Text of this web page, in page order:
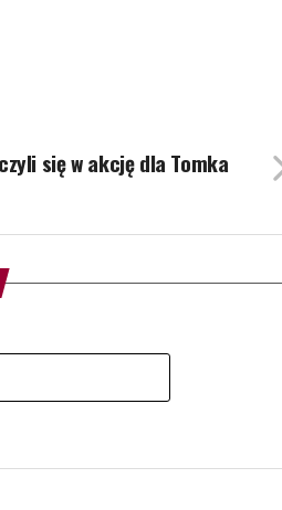
się w akcję dla Tomka